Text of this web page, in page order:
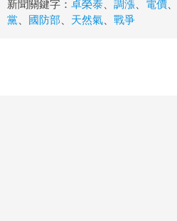
新聞關鍵字： 卓榮泰 調漲 電價
黨
國防部 天然氣 戰爭